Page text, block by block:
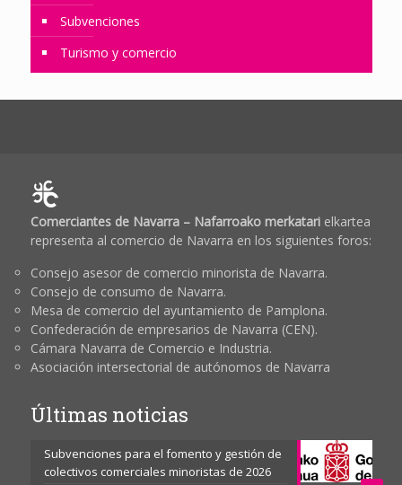
Subvenciones
Turismo y comercio
Comerciantes de Navarra – Nafarroako merkatarielkartea
representa al comercio de Navarra en los siguientes foros:
Consejo asesor de comercio minorista de Navarra.
Consejo de consumo de Navarra.
Mesa de comercio del ayuntamiento de Pamplona.
Confederación de empresarios de Navarra (CEN).
Cámara Navarra de Comercio e Industria.
Asociación intersectorial de autónomos de Navarra
Últimas noticias
Subvenciones para el fomento y gestión de
colectivos comerciales minoristas de 2026